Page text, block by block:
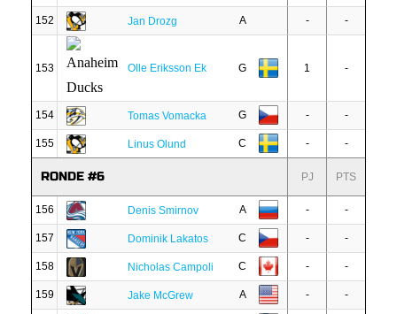
152 Jan Drozg A - -
153 Olle Eriksson Ek G 1 -
154 Tomas Vomacka G - -
155 Linus Olund C - -
RONDE #6 PJ PTS
156 Denis Smirnov A - -
157 Dominik Lakatos C - -
158 Nicholas Campoli C - -
159 Jake McGrew A - -